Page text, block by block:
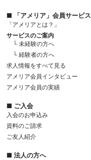
■ 「アメリア」会員サービス
「アメリアとは？」
サービスのご案内
└ 未経験の方へ
└ 経験者の方へ
求人情報をすべて見る
アメリア会員インタビュー
アメリア会員の実績
■ ご入会
入会のお申込み
資料のご請求
ご友人紹介
■ 法人の方へ